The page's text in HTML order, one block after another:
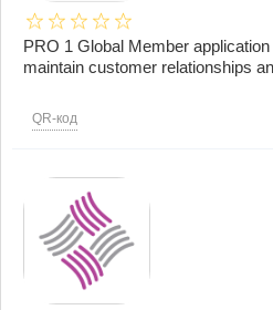
PRO 1 Global Member
maintain customer relationships
QR-код